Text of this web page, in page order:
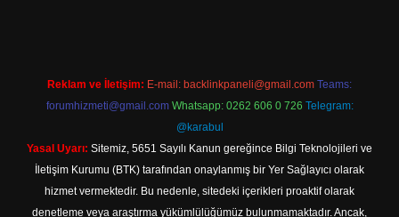
Reklam ve İletişim: E-mail: backlinkpaneli@gmail.com Teams:
forumhizmeti@gmail.com Whatsapp: 0262 606 0 726 Telegram:
@karabul
Yasal Uyarı: Sitemiz, 5651 Sayılı Kanun gereğince Bilgi Teknolojileri ve
İletişim Kurumu (BTK) tarafından onaylanmış bir Yer Sağlayıcı olarak
hizmet vermektedir. Bu nedenle, sitedeki içerikleri proaktif olarak
denetleme veya araştırma yükümlülüğümüz bulunmamaktadır. Ancak,